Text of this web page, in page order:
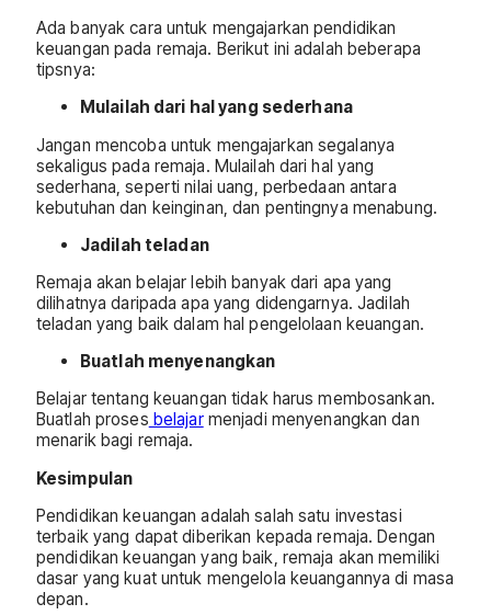
Ada banyak cara untuk mengajarkan pendidikan
keuangan pada remaja. Berikut ini adalah beberapa
tipsnya:
Mulailah dari hal yang sederhana
Jangan mencoba untuk mengajarkan segalanya
sekaligus pada remaja. Mulailah dari hal yang
sederhana, seperti nilai uang, perbedaan antara
kebutuhan dan keinginan, dan pentingnya menabung.
Jadilah teladan
Remaja akan belajar lebih banyak dari apa yang
dilihatnya daripada apa yang didengarnya. Jadilah
teladan yang baik dalam hal pengelolaan keuangan.
Buatlah menyenangkan
Belajar tentang keuangan tidak harus membosankan.
Buatlah proses belajarmenjadi menyenangkan dan
menarik bagi remaja.
Kesimpulan
Pendidikan keuangan adalah salah satu investasi
terbaik yang dapat diberikan kepada remaja. Dengan
pendidikan keuangan yang baik, remaja akan memiliki
dasar yang kuat untuk mengelola keuangannya di masa
depan.